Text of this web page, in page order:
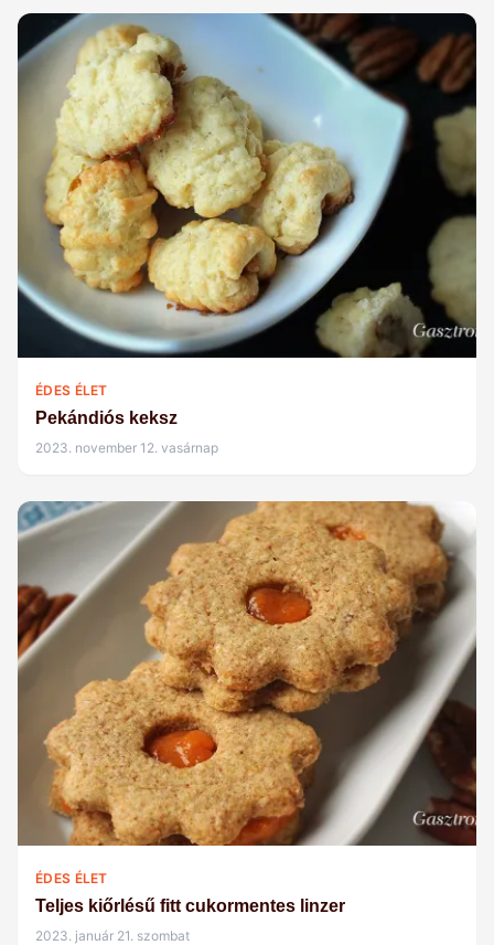
ÉDES ÉLET
Pekándiós keksz
2023. november 12. vasárnap
ÉDES ÉLET
Teljes kiőrlésű fitt cukormentes linzer
2023. január 21. szombat